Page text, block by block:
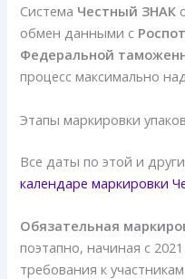
Система Честный ЗНАК
обмен данными с
Федеральной
процесс максимально
Этапы маркировки
Все даты по этой и
календаре маркировки
Обязательная
поэтапно, начиная с
требования к